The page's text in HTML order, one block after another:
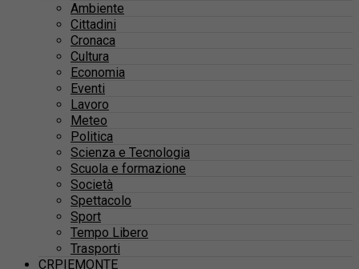
Ambiente
Cittadini
Cronaca
Cultura
Economia
Eventi
Lavoro
Meteo
Politica
Scienza e Tecnologia
Scuola e formazione
Società
Spettacolo
Sport
Tempo Libero
Trasporti
CRPIEMONTE